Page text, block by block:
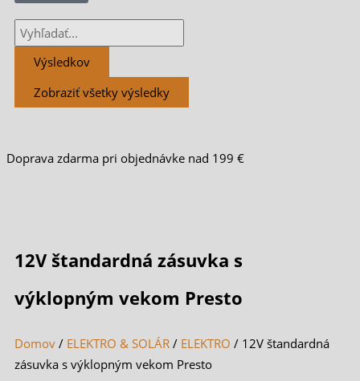
Search
...
Výsledkov
Zobraziť všetky výsledky
Doprava zdarma pri objednávke nad 199 €
12V štandardná zásuvka s
výklopným vekom Presto
Domov / ELEKTRO & SOLÁR / ELEKTRO / 12V štandardná
zásuvka s výklopným vekom Presto